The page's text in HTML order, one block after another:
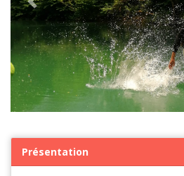
Previous
Présentation